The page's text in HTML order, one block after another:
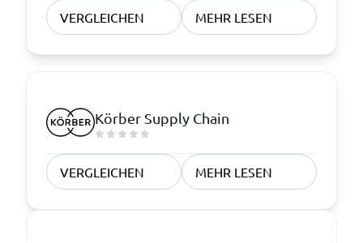
VERGLEICHEN MEHR LESEN
Körber Supply Chain
VERGLEICHEN MEHR LESEN